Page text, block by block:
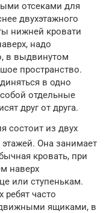
отсеками для
двухэтажного
нижней кровати
надо
в выдвинутом
пространство.
в одно
отдельные
друг от друга.
состоит из двух
Она занимает
кровать, при
наверх
или ступенькам.
ребят часто
ящиками, в